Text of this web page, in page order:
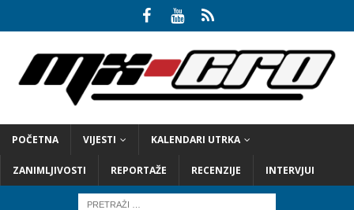
POČETNA VIJESTI KALENDARI UTRKA
ZANIMLJIVOSTI REPORTAŽE RECENZIJE INTERVJUI